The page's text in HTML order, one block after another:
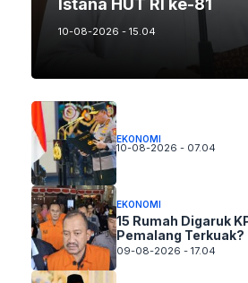
Istana HUT RI ke-81
10-08-2026 - 15.04
EKONOMI
10-08-2026 - 07.04
EKONOMI
15 Rumah Digaruk
Pemalang Terkuak?
09-08-2026 - 17.04